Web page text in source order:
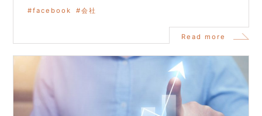
facebook 会社
Read more